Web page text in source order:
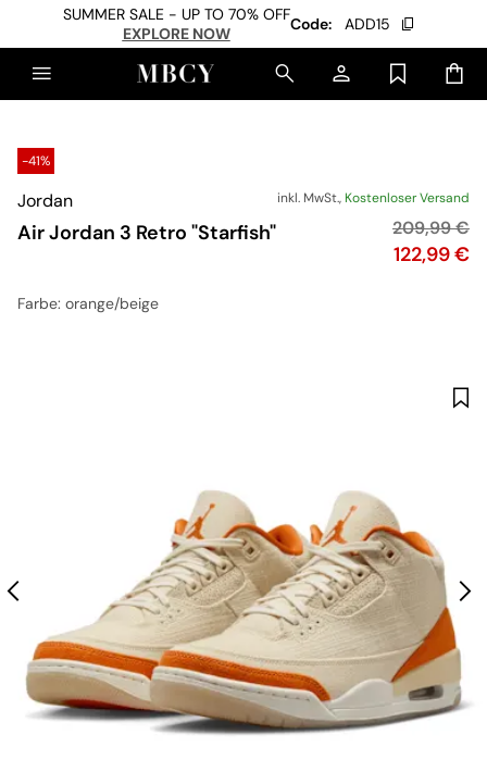
SUMMER SALE - UP TO 70% OFF
EXPLORE NOW
Code: ADD15
-41%
Jordan
Air Jordan 3 Retro "Starfish"
inkl. MwSt., Kostenloser Versand
Preis
122,99 €
209,99 €
Farbe: orange/beige